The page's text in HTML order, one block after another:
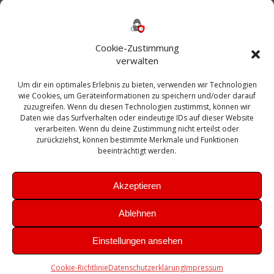
Cookie-Zustimmung
verwalten
Um dir ein optimales Erlebnis zu bieten, verwenden wir Technologien
wie Cookies, um Geräteinformationen zu speichern und/oder darauf
zuzugreifen. Wenn du diesen Technologien zustimmst, können wir
Daten wie das Surfverhalten oder eindeutige IDs auf dieser Website
verarbeiten. Wenn du deine Zustimmung nicht erteilst oder
zurückziehst, können bestimmte Merkmale und Funktionen
beeinträchtigt werden.
Akzeptieren
Ablehnen
Einstellungen ansehen
Cookie-RichtlinieDatenschutzerklärungImpressum
Bautagebuch
Exchange firewall Fritzbox
Microsoft
Sanierung SBS Security Server Sicherheit
Sicherung SIEM Sophos SSL Ubuntu
Update Upgrade UTM VCenter VCSA Veeam
VMWare VPN WAZUH Windows
Zertifikat
Theme